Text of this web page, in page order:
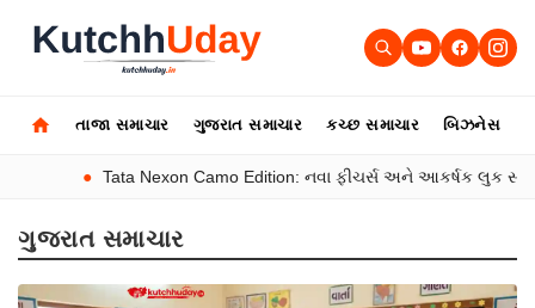
તાજા સમાચાર ગુજરાત સમાચાર કચ્છ સમાચાર બિઝનેસ
Tata Nexon Camo Edition: નવા ફીચર્સ અને આકર્ષક લુક સાથે લોન્ચ
ગુજરાત સમાચાર